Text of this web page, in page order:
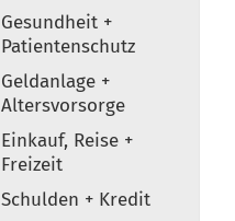
Gesundheit +
Patientenschutz
Geldanlage +
Altersvorsorge
Einkauf, Reise +
Freizeit
Schulden + Kredit